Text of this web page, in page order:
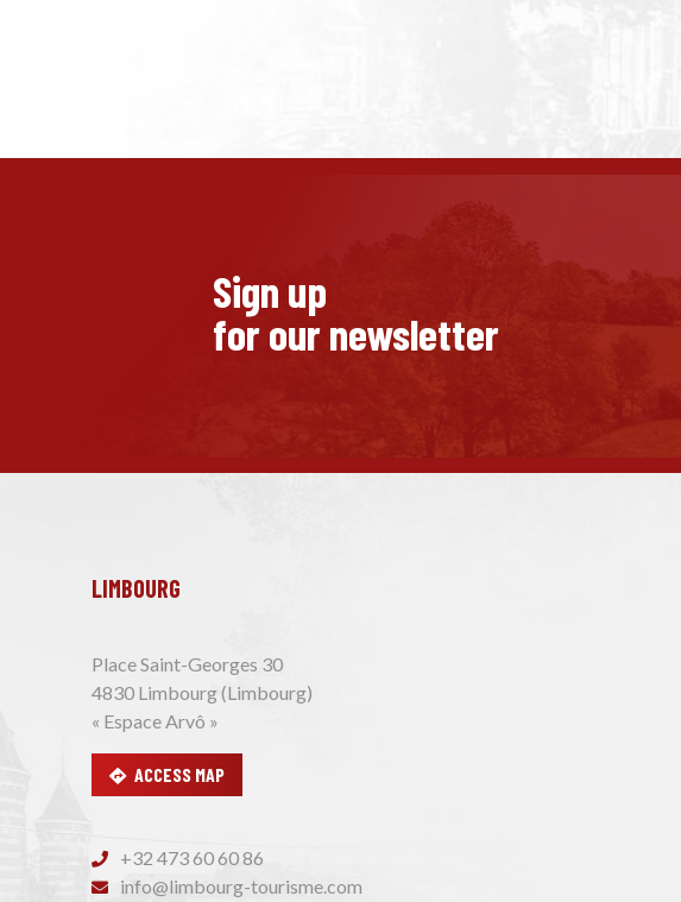
Sign up
for our newsletter
LIMBOURG
Place Saint-Georges 30
4830 Limbourg (Limbourg)
« Espace Arvô »
ACCESS MAP
+32 473 60 60 86
info@limbourg-tourisme.com